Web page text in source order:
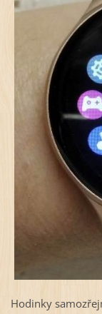
Hodinky